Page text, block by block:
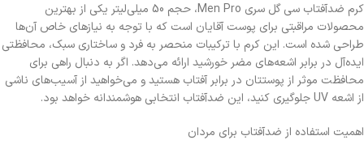
کرم ضدآفتاب سی گل سری Men Pro، حجم 50 میلی‌لیتر یکی از بهترین
محصولات مراقبتی برای پوست آقایان است که با توجه به نیازهای خاص آن‌ها
طراحی شده است. این کرم با ترکیبات منحصر به فرد و ساختاری سبک، محافظتی
ایده‌آل در برابر اشعه‌های مضر خورشید ارائه می‌دهد. اگر به دنبال راهی برای
محافظت موثر از پوستتان در برابر آفتاب هستید و می‌خواهید از آسیب‌های ناشی
از اشعه UV جلوگیری کنید، این ضدآفتاب انتخابی هوشمندانه خواهد بود.
اهمیت استفاده از ضدآفتاب برای مردان